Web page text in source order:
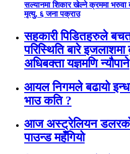
सल्यानमा शिकार खेल्ने क्रममा
मृत्यु, ६ जना पक्राउ
सहकारी पिडितहरुले
परिस्थिति बारे
अधिबक्ता यज्ञमणि न्यौपाने
आयल निगमले बढायो
भाउ कति ?
आज अस्ट्रेलियन डलरको
पाउन्ड महँगियो